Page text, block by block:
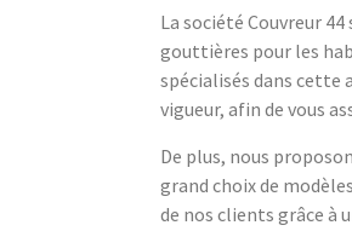
La société Couvreur
gouttières pour les
spécialisés dans cette
vigueur, afin de vous
De plus, nous
grand choix de
de nos clients grâce à